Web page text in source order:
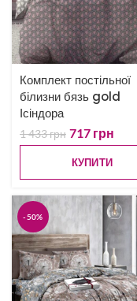
Комплект постільної
білизни бязь gold
Ісіндора
1 433грн 717 грн
КУПИТИ
-50%